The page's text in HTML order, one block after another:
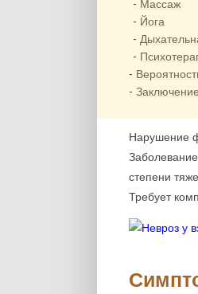
Массаж
Йога
Заключение
Нарушение
степени
Требует